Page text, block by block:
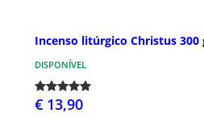
Incenso litúrgico Christus 300
DISPONÍVEL
€ 13,90